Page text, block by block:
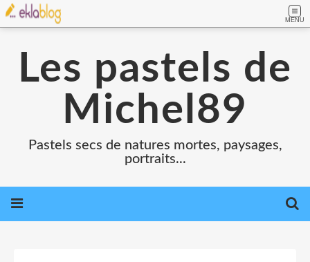
MENU
Les pastels de
Michel89
Pastels secs de natures mortes, paysages,
portraits...